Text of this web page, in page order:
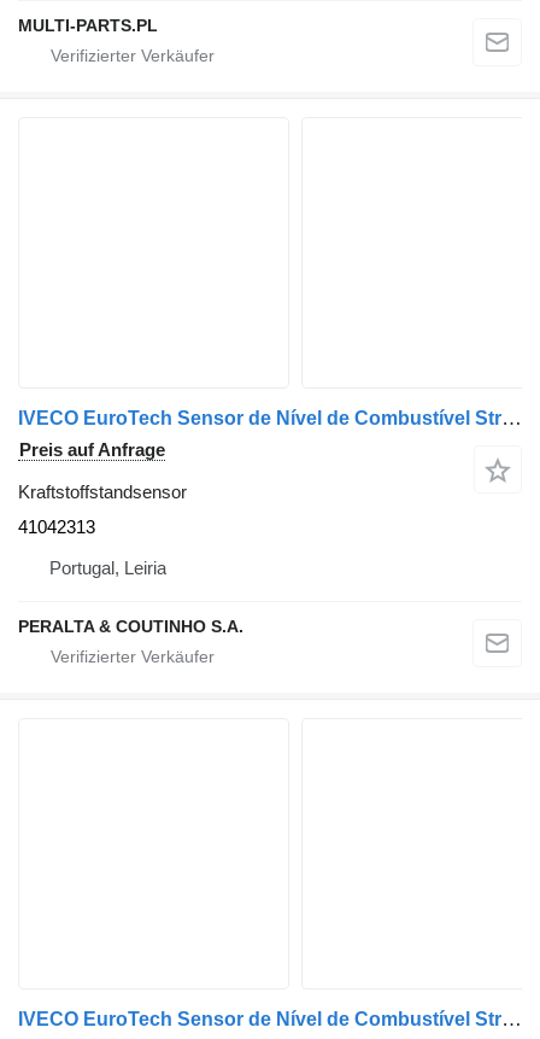
MULTI-PARTS.PL
IVECO EuroTech Sensor de Nível de Combustível Stralis 41042313 Kraftstoffstandsensor für IVECO Stralis LKW
Preis auf Anfrage
Kraftstoffstandsensor
41042313
Portugal, Leiria
PERALTA & COUTINHO S.A.
IVECO EuroTech Sensor de Nível de Combustível Stralis 41042769 Kraftstoffstandsensor für IVECO Stralis LKW